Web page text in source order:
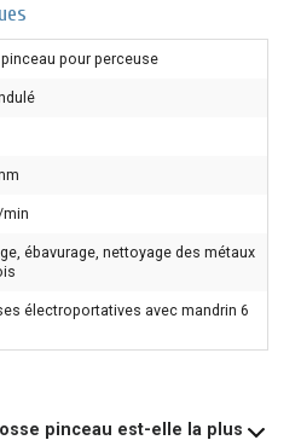
pour perceuse
min
ébavurage, nettoyage des métaux
électroportatives avec mandrin 6
pinceau est-elle la plus